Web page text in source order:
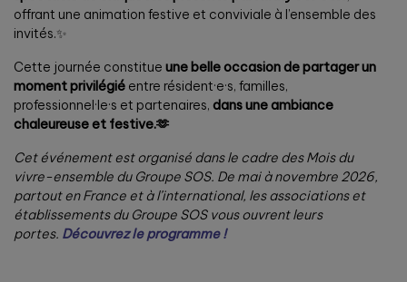
offrant une animation festive et conviviale à l’ensemble des
invités.✨
Cette journée constitue une belle occasion de partager un
moment privilégié entre résident·e·s, familles,
professionnel·le·s et partenaires, dans une ambiance
chaleureuse et festive.🫶
Cet événement est organisé dans le cadre des Mois du
vivre-ensemble du Groupe SOS. De mai à novembre 2026,
partout en France et à l’international, les associations et
établissements du Groupe SOS vous ouvrent leurs
portes. Découvrez le programme !